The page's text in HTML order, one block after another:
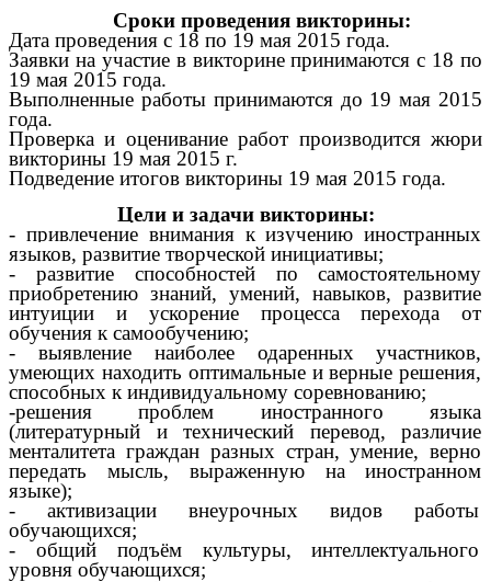
Сроки проведения викторины:
Дата проведения с 18 по 19 мая 2015 года.
Заявки на участие в викторине принимаются с 18 по
19 мая 2015 года.
Выполненные работы принимаются до 19 мая 2015
года.
Проверка и оценивание работ производится жюри
викторины 19 мая 2015 г.
Подведение итогов викторины 19 мая 2015 года.
Цели и задачи викторины:
- привлечение внимания к изучению иностранных
языков, развитие творческой инициативы;
- развитие способностей по самостоятельному
приобретению знаний, умений, навыков, развитие
интуиции и ускорение процесса перехода от
обучения к самообучению;
- выявление наиболее одаренных участников,
умеющих находить оптимальные и верные решения,
способных к индивидуальному соревнованию;
-решения проблем иностранного языка
(литературный и технический перевод, различие
менталитета граждан разных стран, умение, верно
передать мысль, выраженную на иностранном
языке);
- активизации внеурочных видов работы
обучающихся;
- общий подъём культуры, интеллектуального
уровня обучающихся;